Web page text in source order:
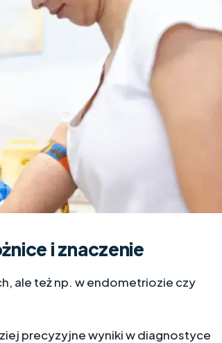
i znaczenie
ale też np. w endometriozie czy
precyzyjne wyniki w diagnostyce